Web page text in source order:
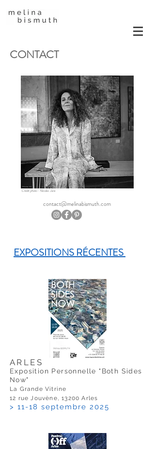
CONTACT
Crédit photo : Nicolas Jara
contact@melinabismuth.com
EXPOSITIONS RÉCENTES
ARLES
Exposition Personnelle "Both Sides
Now"
La Grande Vitrine
12 rue Jouvène, 13200 Arles
> 11-18 septembre 2025